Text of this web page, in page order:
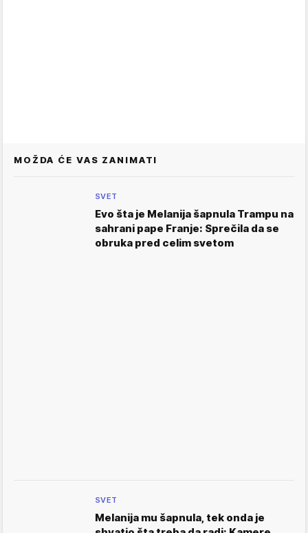
MOŽDA ĆE VAS ZANIMATI
SVET
Evo šta je Melanija šapnula Trampu na
sahrani pape Franje: Sprečila da se
obruka pred celim svetom
SVET
Melanija mu šapnula, tek onda je